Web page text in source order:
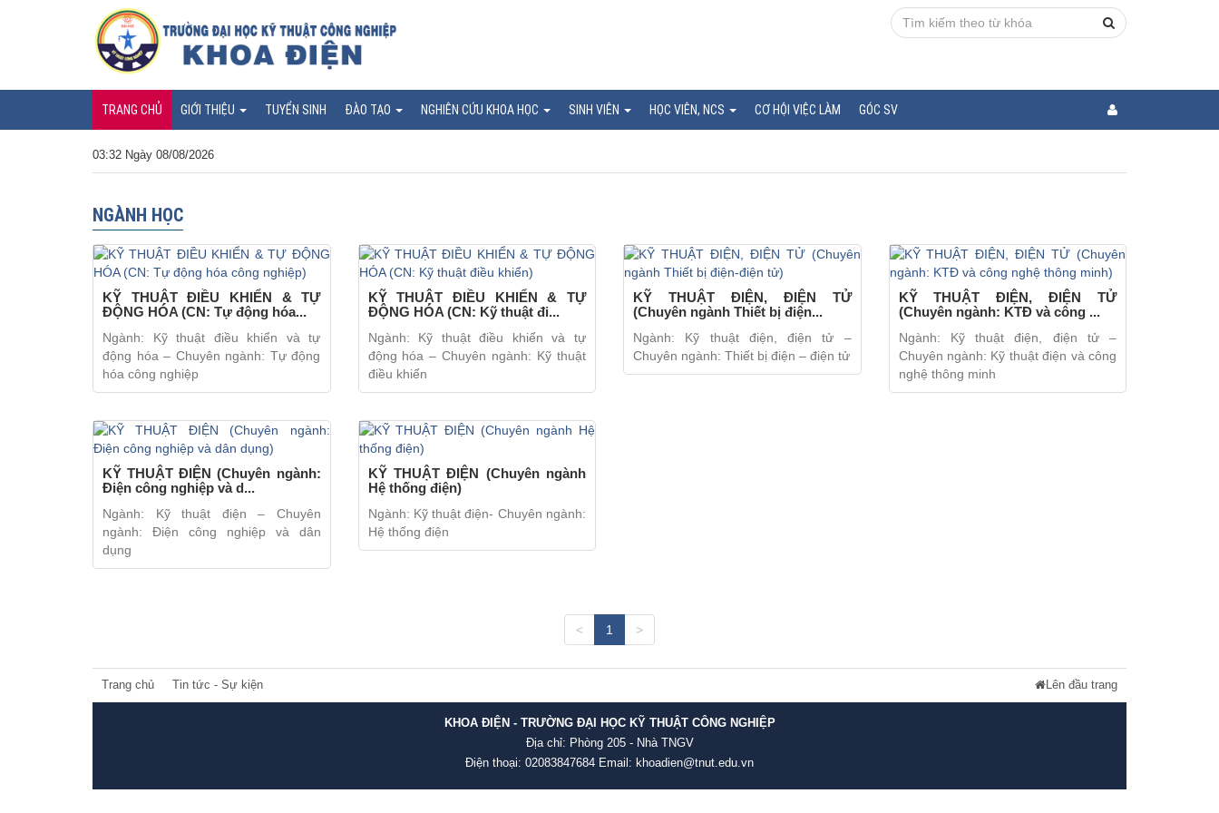
TRANG CHỦ GIỚI THIỆU TUYỂN SINH ĐÀO TẠO NGHIÊN CỨU KHOA HỌC SINH VIÊN HỌC VIÊN, NCS CƠ HỘI VIỆC LÀM GÓC SV
03:32 Ngày 08/08/2026
NGÀNH HỌC
KỸ THUẬT ĐIỀU KHIỂN & TỰ
ĐỘNG HÓA (CN: Tự động hóa...
Ngành: Kỹ thuật điều khiển và tự
động hóa – Chuyên ngành: Tự động
hóa công nghiệp
KỸ THUẬT ĐIỀU KHIỂN & TỰ
ĐỘNG HÓA (CN: Kỹ thuật đi...
Ngành: Kỹ thuật điều khiển và tự
động hóa – Chuyên ngành: Kỹ thuật
điều khiển
KỸ THUẬT ĐIỆN, ĐIỆN TỬ
(Chuyên ngành Thiết bị điện...
Ngành: Kỹ thuật điện, điện tử –
Chuyên ngành: Thiết bị điện – điện tử
KỸ THUẬT ĐIỆN, ĐIỆN TỬ
(Chuyên ngành: KTĐ và công ...
Ngành: Kỹ thuật điện, điện tử –
Chuyên ngành: Kỹ thuật điện và công
nghệ thông minh
KỸ THUẬT ĐIỆN (Chuyên ngành:
Điện công nghiệp và d...
Ngành: Kỹ thuật điện – Chuyên
ngành: Điện công nghiệp và dân
dụng
KỸ THUẬT ĐIỆN (Chuyên ngành
Hệ thống điện)
Ngành: Kỹ thuật điện- Chuyên ngành:
Hệ thống điện
< 1 >
Trang chủ Tin tức - Sự kiện Lên đầu trang
KHOA ĐIỆN - TRƯỜNG ĐẠI HỌC KỸ THUẬT CÔNG NGHIỆP
Địa chỉ: Phòng 205 - Nhà TNGV
Điện thoại: 02083847684 Email: khoadien@tnut.edu.vn